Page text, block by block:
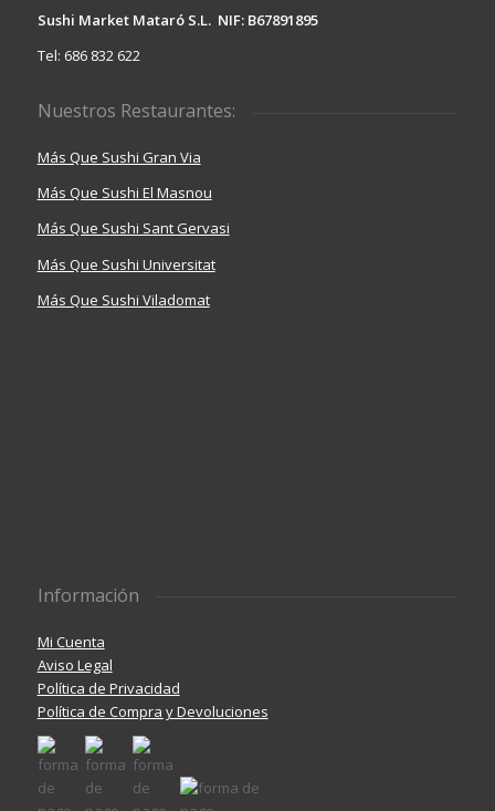
Sushi Market Mataró S.L. NIF: B67891895
Tel: 686 832 622
Nuestros Restaurantes:
Más Que Sushi Gran Via
Más Que Sushi El Masnou
Más Que Sushi Sant Gervasi
Más Que Sushi Universitat
Más Que Sushi Viladomat
Información
Mi Cuenta
Aviso Legal
Política de Privacidad
Política de Compra y Devoluciones